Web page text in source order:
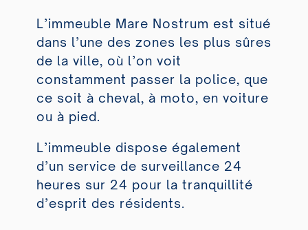
L’immeuble Mare Nostrum est situé
dans l’une des zones les plus sûres
de la ville, où l’on voit
constamment passer la police, que
ce soit à cheval, à moto, en voiture
ou à pied.
L’immeuble dispose également
d’un service de surveillance 24
heures sur 24 pour la tranquillité
d’esprit des résidents.